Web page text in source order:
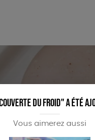
du froid" a été
Vous aimerez aussi